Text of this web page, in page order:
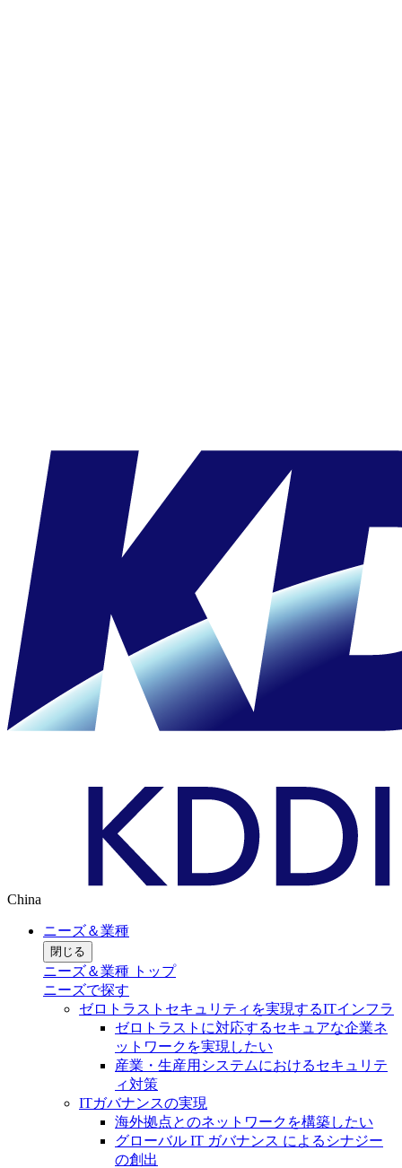
China
ニーズ＆業種
閉じる
ニーズ＆業種 トップ
ニーズで探す
ゼロトラストセキュリティを実現するITインフラ
ゼロトラストに対応するセキュアな企業ネ
ットワークを実現したい
産業・生産用システムにおけるセキュリテ
ィ対策
ITガバナンスの実現
海外拠点とのネットワークを構築したい
グローバル IT ガバナンス によるシナジー
の創出